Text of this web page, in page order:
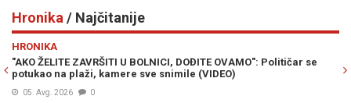
Hronika / Najčitanije
DOĐITE OVAMO": Političar se
(VIDEO)
SMRT OPASNOG KRIMINALCA:
služio je kaznu zbog ovih djela...